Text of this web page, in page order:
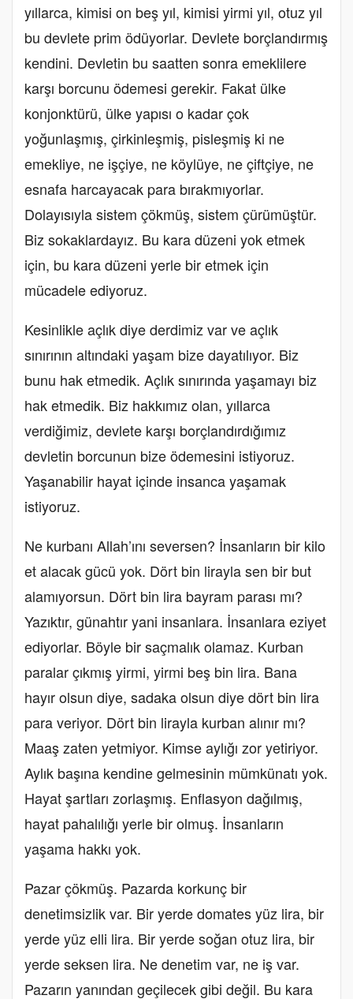
yıllarca, kimisi on beş yıl, kimisi yirmi yıl, otuz yıl
bu devlete prim ödüyorlar. Devlete borçlandırmış
kendini. Devletin bu saatten sonra emeklilere
karşı borcunu ödemesi gerekir. Fakat ülke
konjonktürü, ülke yapısı o kadar çok
yoğunlaşmış, çirkinleşmiş, pisleşmiş ki ne
emekliye, ne işçiye, ne köylüye, ne çiftçiye, ne
esnafa harcayacak para bırakmıyorlar.
Dolayısıyla sistem çökmüş, sistem çürümüştür.
Biz sokaklardayız. Bu kara düzeni yok etmek
için, bu kara düzeni yerle bir etmek için
mücadele ediyoruz.
Kesinlikle açlık diye derdimiz var ve açlık
sınırının altındaki yaşam bize dayatılıyor. Biz
bunu hak etmedik. Açlık sınırında yaşamayı biz
hak etmedik. Biz hakkımız olan, yıllarca
verdiğimiz, devlete karşı borçlandırdığımız
devletin borcunun bize ödemesini istiyoruz.
Yaşanabilir hayat içinde insanca yaşamak
istiyoruz.
Ne kurbanı Allah’ını seversen? İnsanların bir kilo
et alacak gücü yok. Dört bin lirayla sen bir but
alamıyorsun. Dört bin lira bayram parası mı?
Yazıktır, günahtır yani insanlara. İnsanlara eziyet
ediyorlar. Böyle bir saçmalık olamaz. Kurban
paralar çıkmış yirmi, yirmi beş bin lira. Bana
hayır olsun diye, sadaka olsun diye dört bin lira
para veriyor. Dört bin lirayla kurban alınır mı?
Maaş zaten yetmiyor. Kimse aylığı zor yetiriyor.
Aylık başına kendine gelmesinin mümkünatı yok.
Hayat şartları zorlaşmış. Enflasyon dağılmış,
hayat pahalılığı yerle bir olmuş. İnsanların
yaşama hakkı yok.
Pazar çökmüş. Pazarda korkunç bir
denetimsizlik var. Bir yerde domates yüz lira, bir
yerde yüz elli lira. Bir yerde soğan otuz lira, bir
yerde seksen lira. Ne denetim var, ne iş var.
Pazarın yanından geçilecek gibi değil. Bu kara